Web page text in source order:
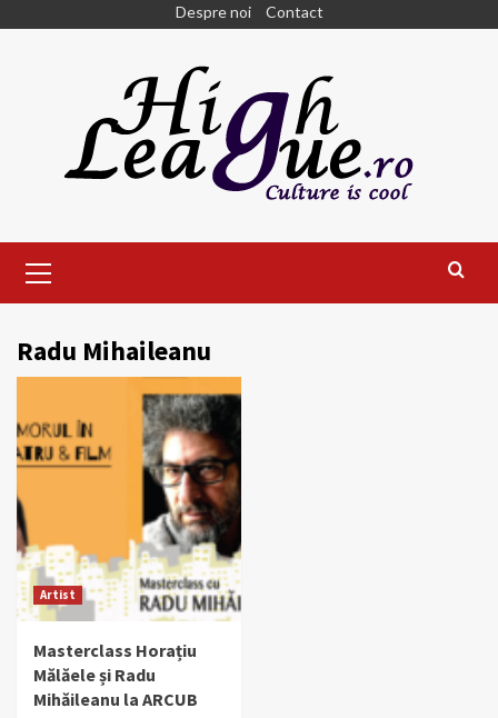
Despre noi Contact
Menu
Radu Mihaileanu
Artist
Masterclass Horațiu
Mălăele și Radu
Mihăileanu la ARCUB